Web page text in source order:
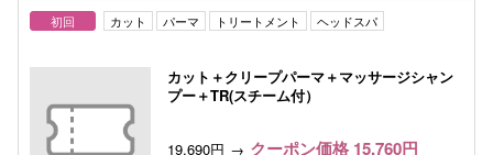
初回 カット パーマ トリートメント ヘッドスパ
カット＋クリープパーマ＋マッサージシャン
プー＋TR(スチーム付）
19,690円 クーポン価格 15,760円